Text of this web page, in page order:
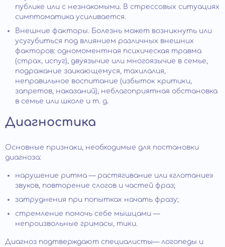
публике или с незнакомыми. В стрессовых ситуациях
симптоматика усиливается.
Внешние факторы. Болезнь может возникнуть или
усугубиться под влиянием различных внешних
факторов: одномоментная психическая травма
(страх, испуг), двуязычие или многоязычие в семье,
подражание заикающемуся, тахилалия,
неправильное воспитание (избыток критики,
запретов, наказаний), неблагоприятная обстановка
в семье или школе и т. д.
Диагностика
Основные признаки, необходимые для постановки
диагноза:
нарушение ритма — растягивание или «глотание»
звуков, повторение слогов и частей фраз;
затруднения при попытках начать фразу;
стремление помочь себе мышцами —
непроизвольные гримасы, тики.
Диагноз подтверждают специалисты— логопеды и